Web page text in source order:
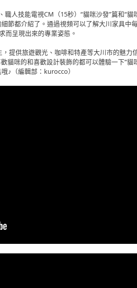
職人技能電視CM（15秒）“貓咪沙發”篇和“貓
節都介紹了。通過視頻可以了解大川家具中
而呈現出來的專業姿態。
提供旅遊觀光、咖啡和特產等大川市的魅力
貓咪的和喜歡設計裝飾的都可以體驗一下“貓
♪（編輯部：kurocco）